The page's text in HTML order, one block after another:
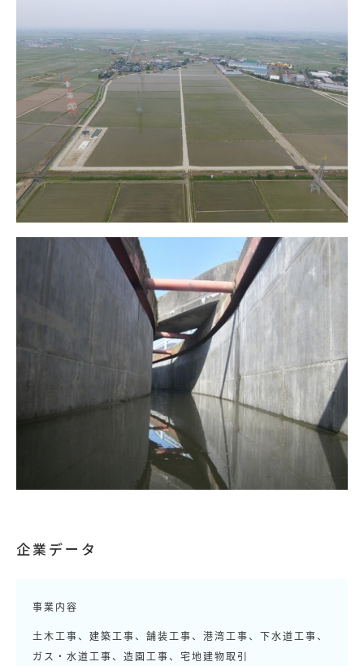
企業データ
事業内容
土木工事、建築工事、舗装工事、港湾工事、下水道工事、
ガス・水道工事、造園工事、宅地建物取引